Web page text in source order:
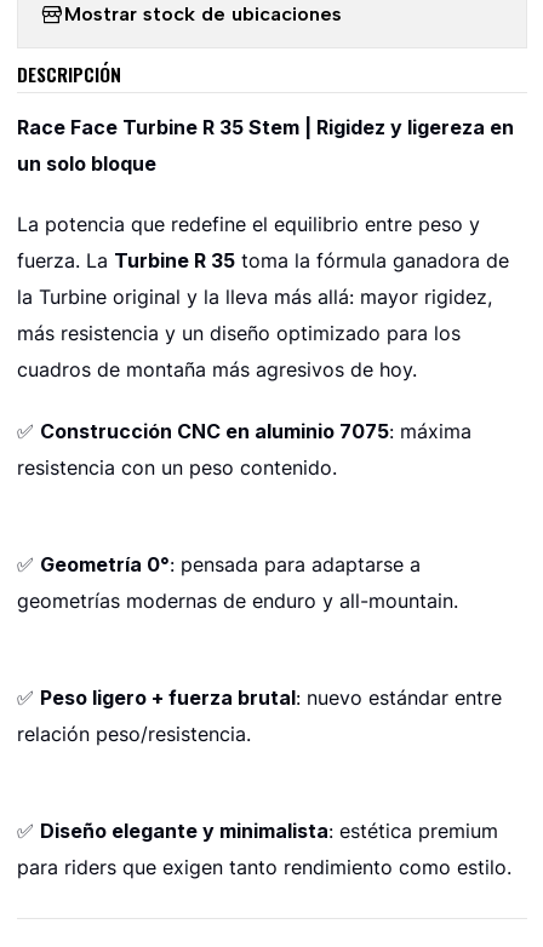
Mostrar stock de ubicaciones
DESCRIPCIÓN
Race Face Turbine R 35 Stem | Rigidez y ligereza en
un solo bloque
La potencia que redefine el equilibrio entre peso y
fuerza. La Turbine R 35toma la fórmula ganadora de
la Turbine original y la lleva más allá: mayor rigidez,
más resistencia y un diseño optimizado para los
cuadros de montaña más agresivos de hoy.
✅ Construcción CNC en aluminio 7075: máxima
resistencia con un peso contenido.
✅ Geometría 0°: pensada para adaptarse a
geometrías modernas de enduro y all-mountain.
✅ Peso ligero + fuerza brutal: nuevo estándar entre
relación peso/resistencia.
✅ Diseño elegante y minimalista: estética premium
para riders que exigen tanto rendimiento como estilo.